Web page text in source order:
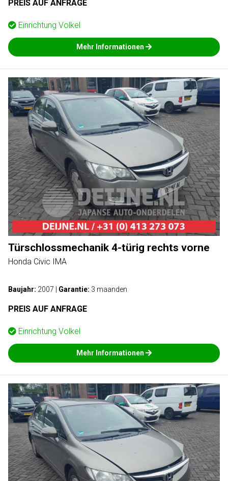
PREIS AUF ANFRAGE
Einrichtung Volkel
Mehr Informationen
Türschlossmechanik 4-türig rechts vorne
Honda Civic IMA
Baujahr: 2007 Garantie: 3 maanden
PREIS AUF ANFRAGE
Einrichtung Volkel
Mehr Informationen